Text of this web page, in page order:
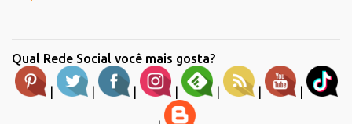
Qual Rede Social você mais gosta?
| | | | | | |